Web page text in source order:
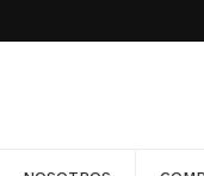
en nuestra